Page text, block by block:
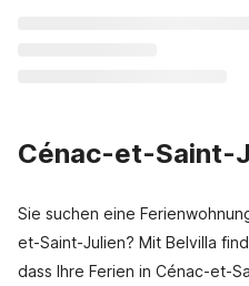
Cénac-et-Saint-
Sie suchen eine
et-Saint-Julien? Mit Belvilla
dass Ihre Ferien in Cénac-et-